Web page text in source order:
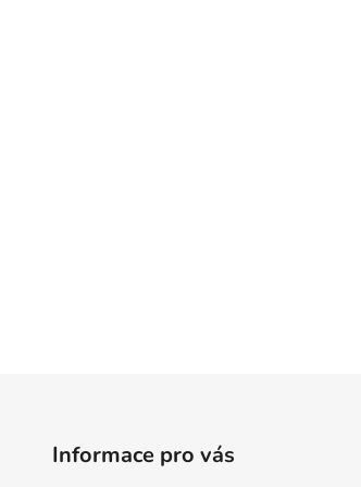
Informace pro vás